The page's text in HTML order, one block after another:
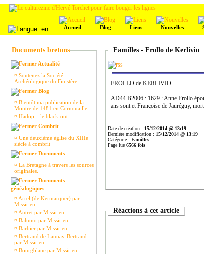
Accueil Blog Liens Nouvelles
Documents bretons
Actualité
¤ Soutenez la Société
Archéologique du Finistère
Blog
¤ Bientôt ma publication de la
Montre de 1481 en Cornouaille
¤ Hadopi : le black-out
Combrit
¤ Une deuxième église du XIIIe
siècle à combrit
Documents
¤ La Bretagne à travers les sources
originales.
Documents
généalogiques
¤ Arrel (de Kermarquer) par
Missirien
¤ Autret par Missirien
¤ Bahuno par Missirien
¤ Barbier par Missirien
¤ Bertrand de Launay-Bertrand
par Missirien
¤ Bourgblanc par Missirien
Familles - Frollo de Kerlivio
FROLLO de KERLIVIO
AD44 B2006 : 1629 : Anne Frollo
ans sont et Françoise de Jauréguy,
Date de création : 15/12/2014 @ 13:19
Dernière modification : 15/12/2014 @ 13:19
Catégorie : Familles
Page lue 6566 fois
Réactions à cet article